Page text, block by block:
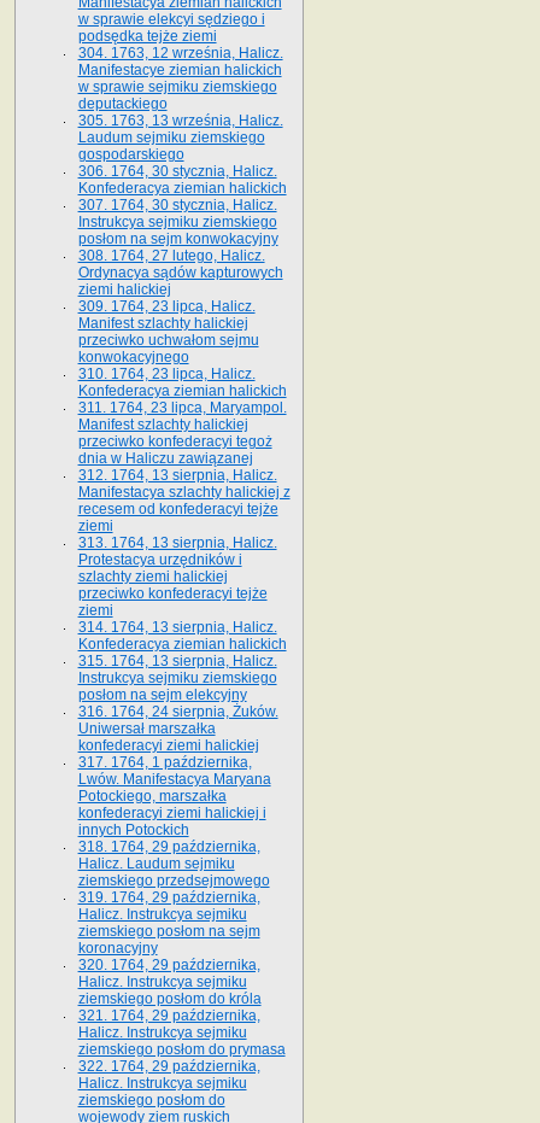
w sprawie elekcyi sędziego i
podsędka tejże ziemi
304. 1763, 12 września, Halicz.
Manifestacye ziemian halickich
w sprawie sejmiku ziemskiego
deputackiego
305. 1763, 13 września, Halicz.
Laudum sejmiku ziemskiego
gospodarskiego
306. 1764, 30 stycznia, Halicz.
Konfederacya ziemian halickich
307. 1764, 30 stycznia, Halicz.
Instrukcya sejmiku ziemskiego
posłom na sejm konwokacyjny
308. 1764, 27 lutego, Halicz.
Ordynacya sądów kapturowych
ziemi halickiej
309. 1764, 23 lipca, Halicz.
Manifest szlachty halickiej
przeciwko uchwałom sejmu
konwokacyjnego
310. 1764, 23 lipca, Halicz.
Konfederacya ziemian halickich
311. 1764, 23 lipca, Maryampol.
Manifest szlachty halickiej
przeciwko konfederacyi tegoż
dnia w Haliczu zawiązanej
312. 1764, 13 sierpnia, Halicz.
Manifestacya szlachty halickiej z
recesem od konfederacyi tejże
ziemi
313. 1764, 13 sierpnia, Halicz.
Protestacya urzędników i
szlachty ziemi halickiej
przeciwko konfederacyi tejże
ziemi
314. 1764, 13 sierpnia, Halicz.
Konfederacya ziemian halickich
315. 1764, 13 sierpnia, Halicz.
Instrukcya sejmiku ziemskiego
posłom na sejm elekcyjny
316. 1764, 24 sierpnia, Żuków.
Uniwersał marszałka
konfederacyi ziemi halickiej
317. 1764, 1 października,
Lwów. Manifestacya Maryana
Potockiego, marszałka
konfederacyi ziemi halickiej i
innych Potockich
318. 1764, 29 października,
Halicz. Laudum sejmiku
ziemskiego przedsejmowego
319. 1764, 29 października,
Halicz. Instrukcya sejmiku
ziemskiego posłom na sejm
koronacyjny
320. 1764, 29 października,
Halicz. Instrukcya sejmiku
ziemskiego posłom do króla
321. 1764, 29 października,
Halicz. Instrukcya sejmiku
ziemskiego posłom do prymasa
322. 1764, 29 października,
Halicz. Instrukcya sejmiku
ziemskiego posłom do
wojewody ziem ruskich